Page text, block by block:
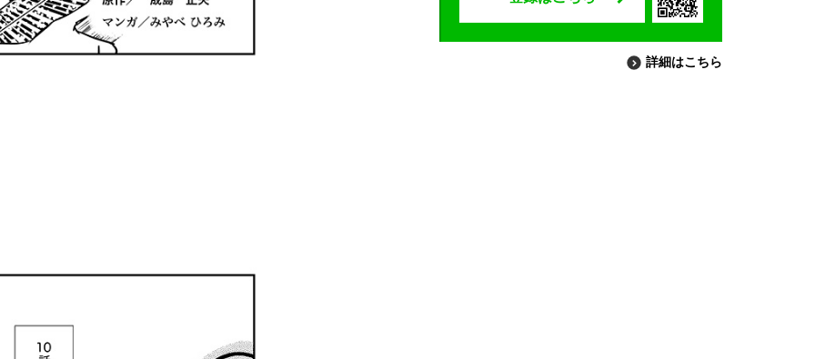
詳細はこちら